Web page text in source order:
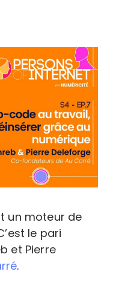
un moteur de
le pari
et Pierre
.